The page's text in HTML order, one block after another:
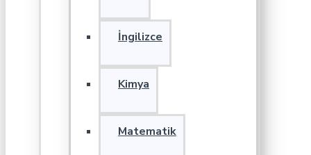
İngilizce
Kimya
Matematik